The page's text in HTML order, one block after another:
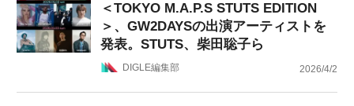
＜TOKYO M.A.P.S STUTS EDITION
＞、GW2DAYSの出演アーティストを
発表。STUTS、柴田聡子ら
DIGLE編集部 2026/4/2